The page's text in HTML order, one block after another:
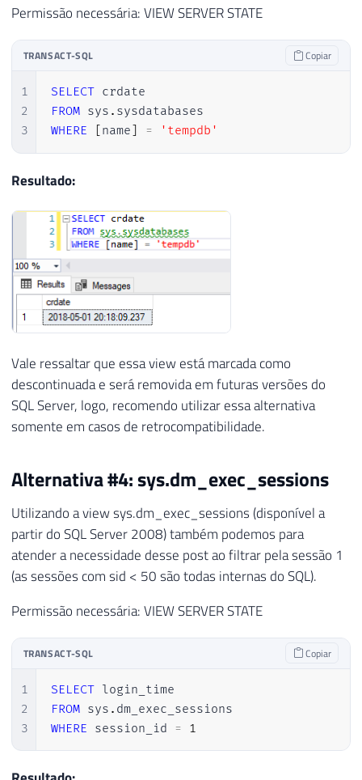
Permissão necessária: VIEW SERVER STATE
TRANSACT-SQL Copiar
1
2
3
SELECT
FROM sys .
WHERE
name = 'tempdb'
Resultado:
Vale ressaltar que essa view está marcada como
descontinuada e será removida em futuras versões do
SQL Server, logo, recomendo utilizar essa alternativa
somente em casos de retrocompatibilidade.
Alternativa #4: sys.dm_exec_sessions
Utilizando a view sys.dm_exec_sessions (disponível a
partir do SQL Server 2008) também podemos para
atender a necessidade desse post ao filtrar pela sessão 1
(as sessões com sid < 50 são todas internas do SQL).
Permissão necessária: VIEW SERVER STATE
TRANSACT-SQL Copiar
1
2
3
SELECT
FROM sys .
WHERE session_id = 1